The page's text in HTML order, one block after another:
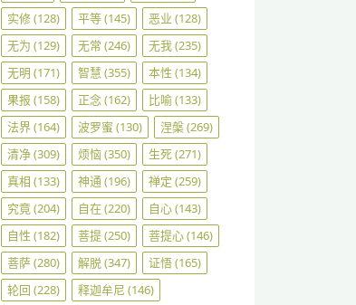
实修(128) 平等(145) 恶业 (128)
无为 (129) 无常 (246) 无我(235)
无明 (171) 智慧 (355) 本性 (134)
果报 (158) 正念(162) 比喻(133)
法界(164) 波罗蜜 (130) 涅槃(269)
清净(309) 烦恼(350) 生死(271)
真相 (133) 神通 (196) 禅定 (259)
究竟(204) 自在(220) 自心(143)
自性 (182) 菩提(250) 菩提心(146)
菩萨(280) 解脱(347) 证悟(165)
轮回 (228) 释迦牟尼 (146)